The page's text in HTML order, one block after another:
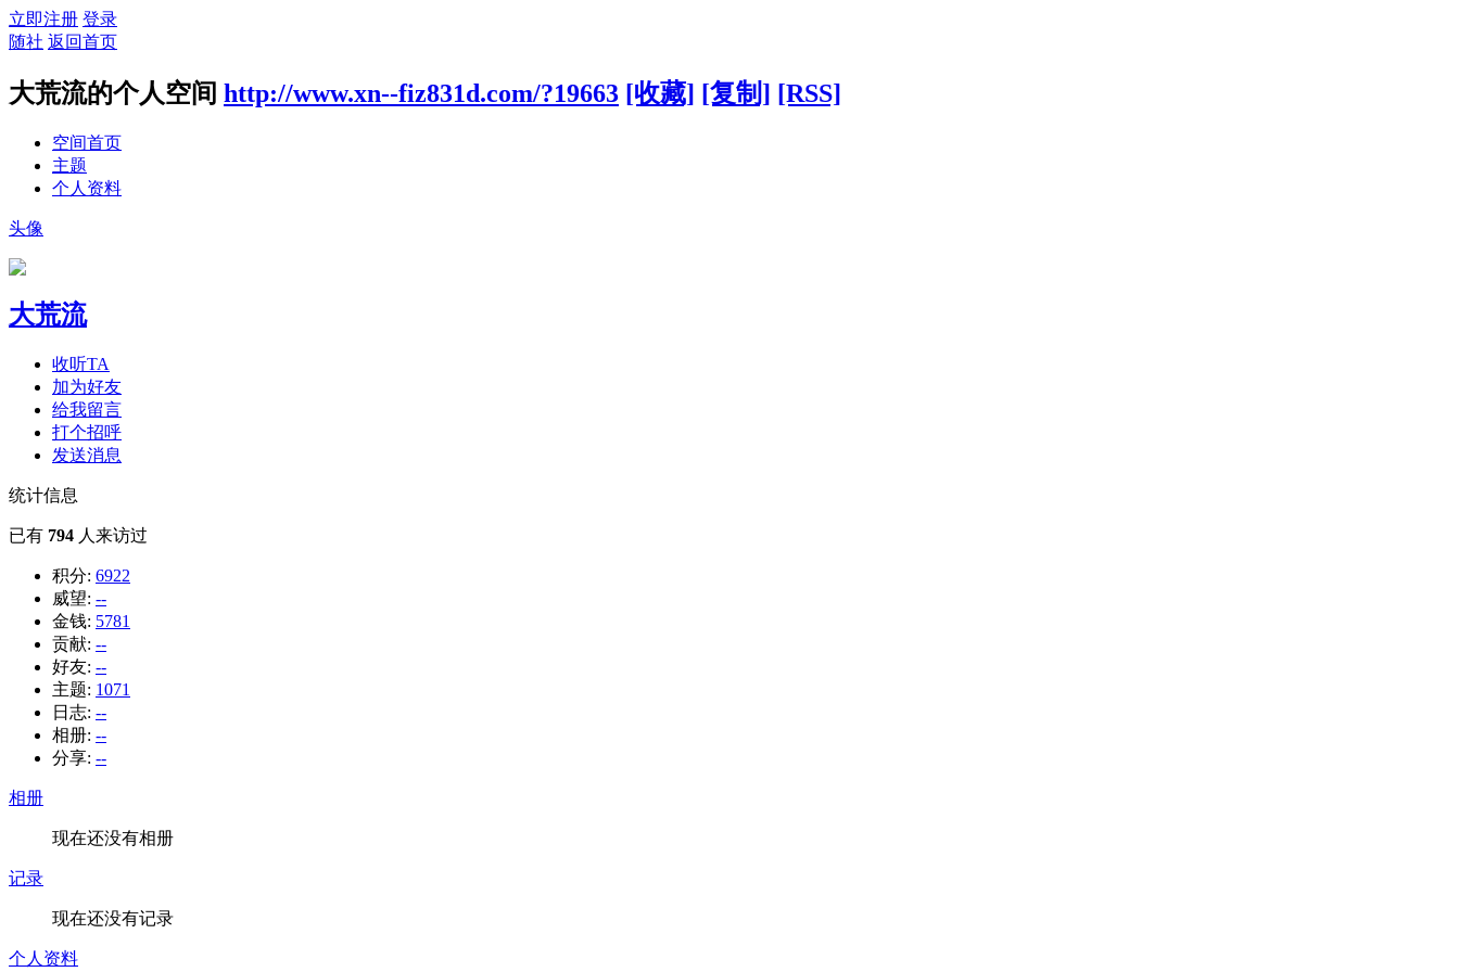
立即注册 登录
随社 返回首页
大荒流的个人空间 http://www.xn--fiz831d.com/?19663 [收藏] [复制] [RSS]
空间首页
主题
个人资料
头像
大荒流
收听TA
加为好友
给我留言
打个招呼
发送消息
统计信息
已有 794 人来访过
积分: 6922
威望: --
金钱: 5781
贡献: --
好友: --
主题: 1071
日志: --
相册: --
分享: --
相册
现在还没有相册
记录
现在还没有记录
个人资料